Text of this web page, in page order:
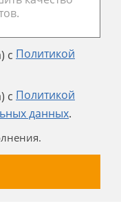
с Политикой
с Политикой
данных.